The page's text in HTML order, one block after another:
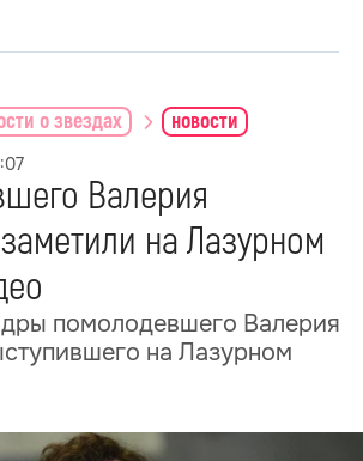
о звездах новости
Валерия
на Лазурном
помолодевшего Валерия
на Лазурном